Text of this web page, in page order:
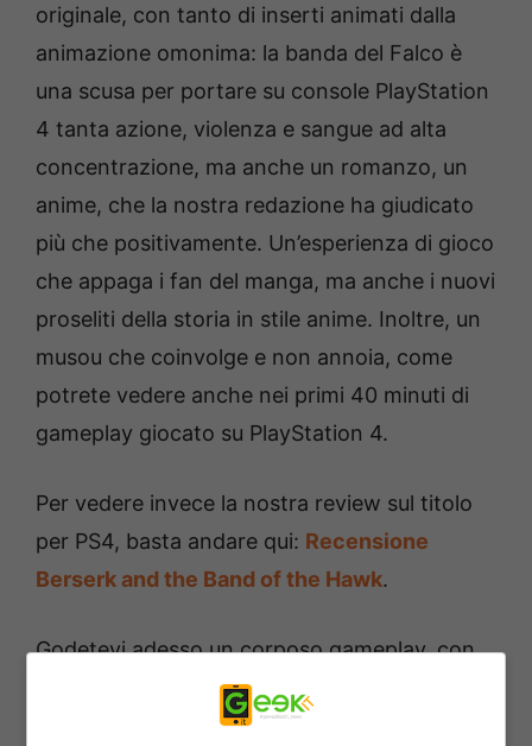
originale, con tanto di inserti animati dalla
animazione omonima: la banda del Falco è
una scusa per portare su console PlayStation
4 tanta azione, violenza e sangue ad alta
concentrazione, ma anche un romanzo, un
anime, che la nostra redazione ha giudicato
più che positivamente. Un’esperienza di gioco
che appaga i fan del manga, ma anche i nuovi
proseliti della storia in stile anime. Inoltre, un
musou che coinvolge e non annoia, come
potrete vedere anche nei primi 40 minuti di
gameplay giocato su PlayStation 4.
Per vedere invece la nostra review sul titolo
per PS4, basta andare qui: Recensione
Berserk and the Band of the Hawk.
Godetevi adesso un corposo gameplay, con
l’inizio dell’avventura di Guts, il suo ingresso
prepotente nella Armata del Falco,